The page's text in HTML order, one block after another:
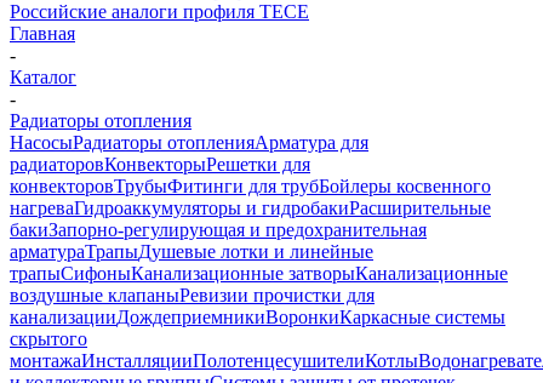
Российские аналоги профиля TECE
Главная
-
Каталог
-
Радиаторы отопления
НасосыРадиаторы отопленияАрматура для
радиаторовКонвекторыРешетки для
конвекторовТрубыФитинги для трубБойлеры косвенного
нагреваГидроаккумуляторы и гидробакиРасширительные
бакиЗапорно-регулирующая и предохранительная
арматураТрапыДушевые лотки и линейные
трапыСифоныКанализационные затворыКанализационные
воздушные клапаныРевизии прочистки для
канализацииДождеприемникиВоронкиКаркасные системы
скрытого
монтажаИнсталляцииПолотенцесушителиКотлы